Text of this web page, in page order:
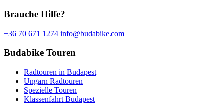
Brauche Hilfe?
+36 70 671 1274 info@budabike.com
Budabike Touren
Radtouren in Budapest
Ungarn Radtouren
Spezielle Touren
Klassenfahrt Budapest